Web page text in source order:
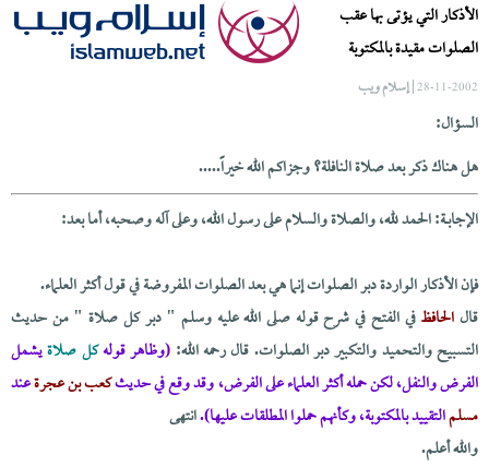
الأذكار التي يؤتى بها عقب
الصلوات مقيدة بالمكتوبة
28-11-2002| إسلام ويب
السؤال:
هل هناك ذكر بعد صلاة النافلة؟ وجزاكم الله خيراً.....
الإجابــة: الحمد لله، والصلاة والسلام على رسول الله، وعلى آله وصحبه، أما بعد:
فإن الأذكار الواردة دبر الصلوات إنما هي بعد الصلوات المفروضة في قول أكثر العلماء.
قالالحافظفي الفتح في شرح قوله صلى الله عليه وسلم " دبر كل صلاة " من حديث
التسبيح والتحميد والتكبير دبر الصلوات. قال رحمه الله: (وظاهر قولهكل صلاةيشمل
الفرض والنفل، لكن حمله أكثر العلماء على الفرض، وقد وقع في حديثكعب بن عجرةعند
مسلمالتقييد بالمكتوبة، وكأنهم حملوا المطلقات عليها).انتهى
والله أعلم.